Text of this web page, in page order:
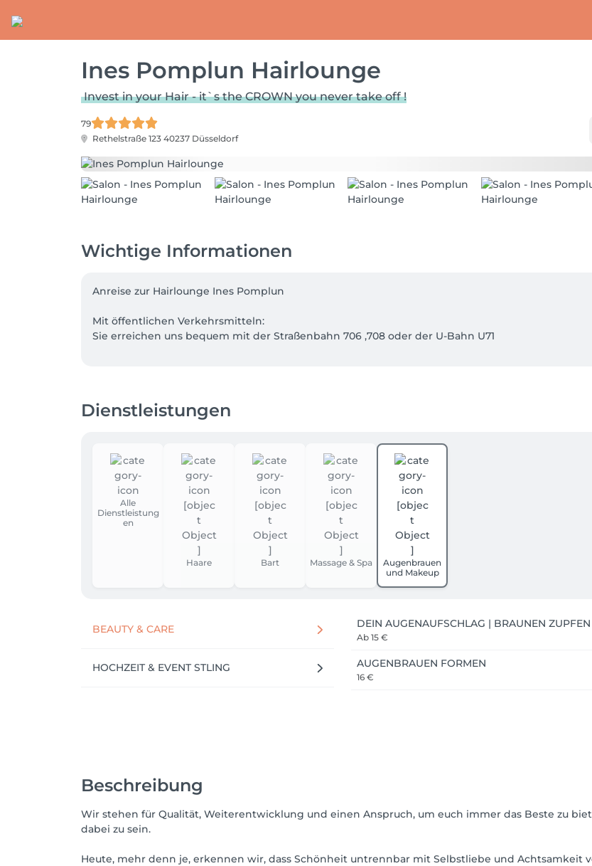
Ines Pomplun Hairlounge
Invest in your Hair - it`s the CROWN you never take off !
79
Rethelstraße 123 40237 Düsseldorf
Wichtige Informationen
Anreise zur Hairlounge Ines Pomplun
Mit öffentlichen Verkehrsmitteln:
Sie erreichen uns bequem mit der Straßenbahn 706 ,708 oder der U-Bahn U71
- die Parkplätze auf der Rethelstraße sind ansonsten kostenpflichtig
Dienstleistungen
Alle
Dienstleistung
en
Haare Bart Massage & Spa
Augenbrauen
und Makeup
BEAUTY & CARE
HOCHZEIT & EVENT STLING
DEIN AUGENAUFSCHLAG | BRAUNEN
Ab 15 €
AUGENBRAUEN FORMEN
16 €
Beschreibung
Wir stehen für Qualität, Weiterentwicklung und einen Anspruch, um euch immer das Beste zu
dabei zu sein.
Heute, mehr denn je, erkennen wir, dass Schönheit untrennbar mit Selbstliebe und Achtsamkeit